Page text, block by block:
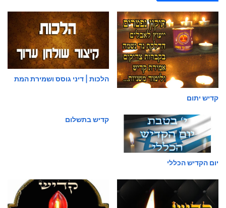
קדיש יתום
הלכות | דיני גוסס ושמירת המת
יום הקדיש הכללי
קדיש בתשלום